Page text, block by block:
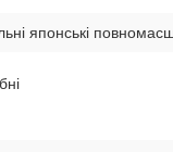
японські